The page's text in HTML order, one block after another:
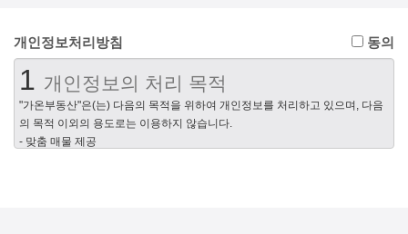
개인정보처리방침 동의
1 개인정보의 처리 목적
"가온부동산"은(는) 다음의 목적을 위하여 개인정보를 처리하고 있으며, 다음
의 목적 이외의 용도로는 이용하지 않습니다.
- 맞춤 매물 제공